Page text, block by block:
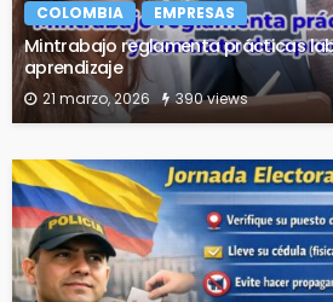
COLOMBIA EMPRESAS
Mintrabajo reglamenta prácticas
aprendizaje
21 marzo, 2026 390 views